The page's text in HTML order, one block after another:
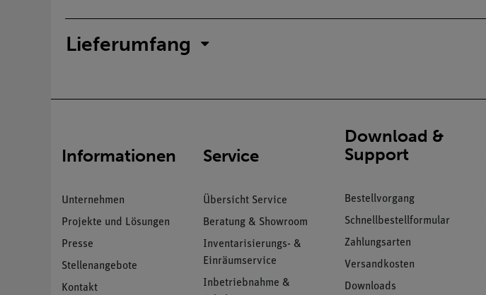
Lieferumfang
Informationen
Unternehmen
Projekte und Lösungen
Presse
Stellenangebote
Kontakt
Service
Übersicht Service
Beratung & Showroom
Inventarisierungs- &
Einräumservice
Inbetriebnahme &
Download &
Support
Bestellvorgang
Schnellbestellformular
Zahlungsarten
Versandkosten
Downloads